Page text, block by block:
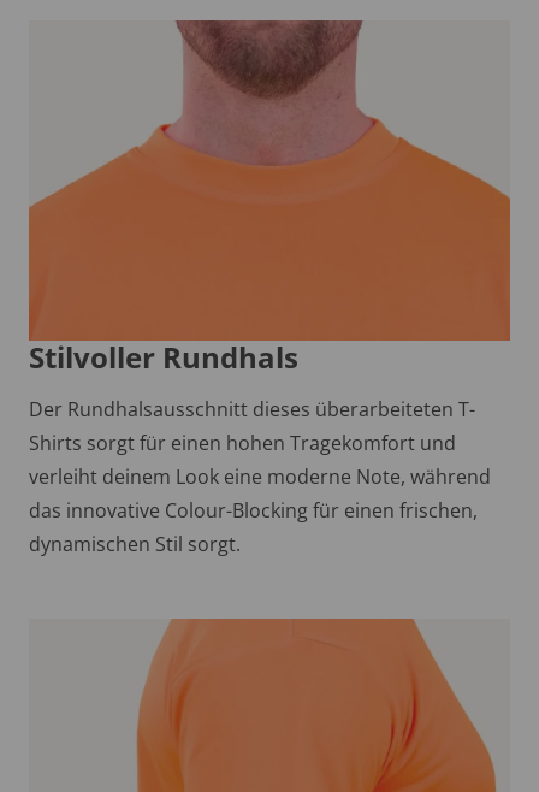
Stilvoller Rundhals
Der Rundhalsausschnitt dieses überarbeiteten T-
Shirts sorgt für einen hohen Tragekomfort und
verleiht deinem Look eine moderne Note, während
das innovative Colour-Blocking für einen frischen,
dynamischen Stil sorgt.